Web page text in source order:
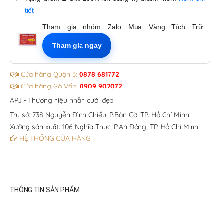
tiết
Tham gia nhóm Zalo Mua Vàng Tích Trữ.
Tham gia ngay
Cửa hàng Quận 3: 0878 681772
Cửa hàng Gò Vấp: 0909 902072
APJ - Thương hiệu nhẫn cưới đẹp
Trụ sở: 738 Nguyễn Đình Chiểu, P.Bàn Cờ, TP. Hồ Chí Minh.
Xưởng sản xuất: 106 Nghĩa Thục, P.An Đông, TP. Hồ Chí Minh.
HỆ THỐNG CỬA HÀNG
THÔNG TIN SẢN PHẨM